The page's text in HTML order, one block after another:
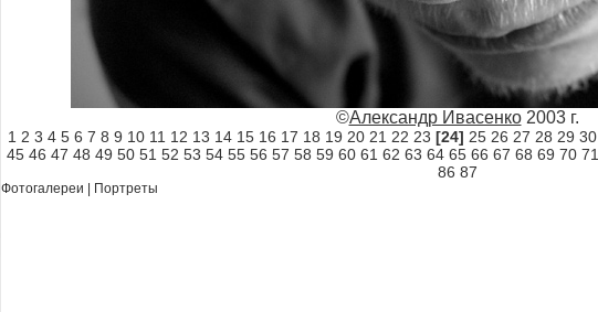
©Александр Ивасенко2003 г.
1 2 3 4 5 6 7 8 9 10 11 12 13 14 15 16 17 18 19 20 21 22 23 [24] 25 26 27 28 29 30
45 46 47 48 49 50 51 52 53 54 55 56 57 58 59 60 61 62 63 64 65 66 67 68 69 70 71
86 87
Фотогалереи Портреты